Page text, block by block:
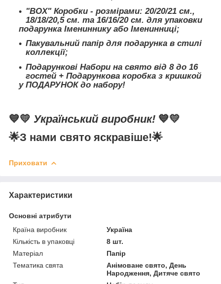
"BOX" Коробки - розмірами: 20/20/21 см.,
18/18/20,5 см. та 16/16/20 см. для упаковки
подарунка Імениннику або Іменинниці;
Пакувальний папір для подарунка в стилі
коллекції;
Подарункові Набори на свято від 8 до 16
гостей + Подарункова коробка з кришкой
у ПОДАРУНОК до набору!
💙💛 Український виробник! 💙💛
🌟З нами свято яскравіше!🌟
Приховати
Характеристики
Основні атрибути
Країна виробник
Україна
Кількість в упаковці
8 шт.
Матеріал
Папір
Тематика свята
Анімоване свято, День
Народження, Дитяче свято